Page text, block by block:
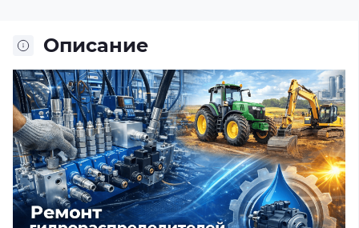
Описание